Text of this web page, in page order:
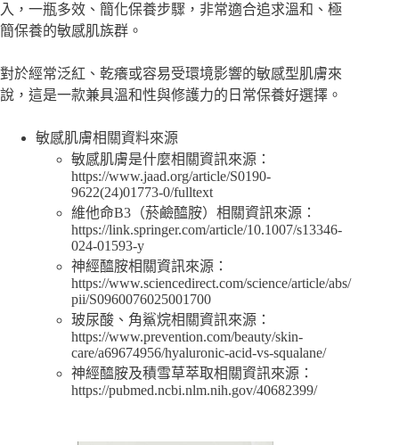
入，一瓶多效、簡化保養步驟，非常適合追求溫和、極
簡保養的敏感肌族群。
對於經常泛紅、乾癢或容易受環境影響的敏感型肌膚來
說，這是一款兼具溫和性與修護力的日常保養好選擇。
敏感肌膚相關資料來源
敏感肌膚是什麼相關資訊來源：
https://www.jaad.org/article/S0190-
9622(24)01773-0/fulltext
維他命B3（菸鹼醯胺）相關資訊來源：
https://link.springer.com/article/10.1007/s13346-
024-01593-y
神經醯胺相關資訊來源：
https://www.sciencedirect.com/science/article/abs/
pii/S0960076025001700
玻尿酸、角鯊烷相關資訊來源：
https://www.prevention.com/beauty/skin-
care/a69674956/hyaluronic-acid-vs-squalane/
神經醯胺及積雪草萃取相關資訊來源：
https://pubmed.ncbi.nlm.nih.gov/40682399/